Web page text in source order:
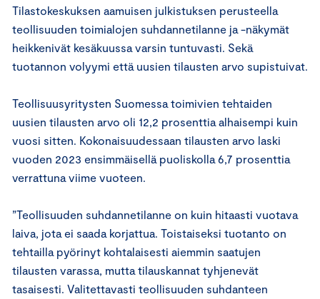
Tilastokeskuksen aamuisen julkistuksen perusteella
teollisuuden toimialojen suhdannetilanne ja -näkymät
heikkenivät kesäkuussa varsin tuntuvasti. Sekä
tuotannon volyymi että uusien tilausten arvo supistuivat.
Teollisuusyritysten Suomessa toimivien tehtaiden
uusien tilausten arvo oli 12,2 prosenttia alhaisempi kuin
vuosi sitten. Kokonaisuudessaan tilausten arvo laski
vuoden 2023 ensimmäisellä puoliskolla 6,7 prosenttia
verrattuna viime vuoteen.
”Teollisuuden suhdannetilanne on kuin hitaasti vuotava
laiva, jota ei saada korjattua. Toistaiseksi tuotanto on
tehtailla pyörinyt kohtalaisesti aiemmin saatujen
tilausten varassa, mutta tilauskannat tyhjenevät
tasaisesti. Valitettavasti teollisuuden suhdanteen